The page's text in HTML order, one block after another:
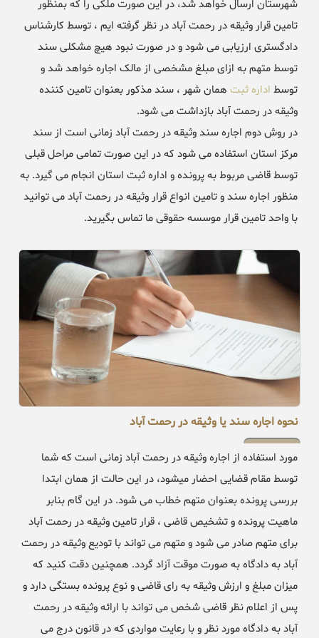
شهرستان ارسال خواهد شد، در این صورت ملکی را که بمنظور
تامین قرار وثیقه در رحمت آباد در نظر گرفته ایم ، توسط کارشناس
دادگستری ارزیابی می شود و در صورت نبود هیچ مشکلی سند
توسط متهم به ازای مبلغ مشخصی از مالک اجاره خواهد شد و
توسط اداره ثبت همان شهر ، سند مذکور بعنوان تامین کننده
وثیقه در رحمت آباد بازداشت می شود.
در روش دوم اجاره سند وثیقه در رحمت آباد زمانی است از سند
مرکز استان استفاده می شود که در این صورت تمامی مراحل قبلی
توسط قاضی مربوط به پرونده و اداره ثبت استان انجام می گیرد. به
منظور اجاره سند و تامین انواع قرار وثیقه در رحمت آباد می توانید
با واحد تامین قرار موسسه حقوقی ما تماس بگیرید.
نحوه اجاره سند یا وثیقه در رحمت آباد
مورد استفاده از اجاره وثیقه در رحمت آباد زمانی است که شما
توسط مقام قضایی احضار میشود، در این حالت از همان ابتدا
بررسی پرونده بعنوان متهم خطاب می شود. در این گام بنابر
ماهیت پرونده و تشخیص قاضی ، قرار تامین وثیقه در رحمت آباد
برای متهم صادر می شود و متهم می تواند با تودیع وثیقه در رحمت
آباد به دادگاه به صورت موقت آزاد گردد. همچنین دقت کنید که
میزان مبلغ و ارزش وثیقه به رای قاضی و نوع پرونده بستگی دارد و
پس از اعلام نظر قاضی شخص می تواند با ارائه وثیقه در رحمت
آباد به دادگاه مورد نظر و با رعایت مواردی که در قانون درج می